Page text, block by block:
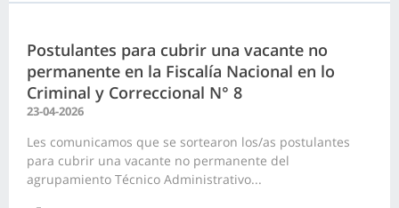
Postulantes para cubrir una vacante no
permanente en la Fiscalía Nacional en lo
Criminal y Correccional N° 8
23-04-2026
Les comunicamos que se sortearon los/as postulantes
para cubrir una vacante no permanente del
agrupamiento Técnico Administrativo...